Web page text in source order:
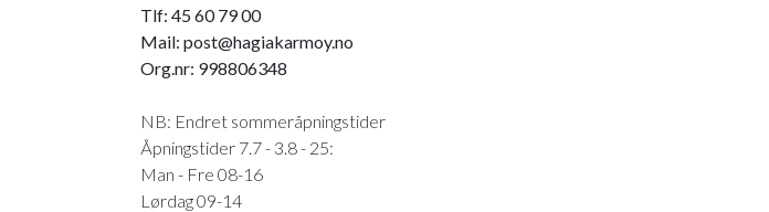
Tlf: 45 60 79 00
Mail: post@hagiakarmoy.no
Org.nr: 998806348
NB: Endret sommeråpningstider
Åpningstider 7.7 - 3.8 - 25:
Man - Fre 08-16
Lørdag 09-14